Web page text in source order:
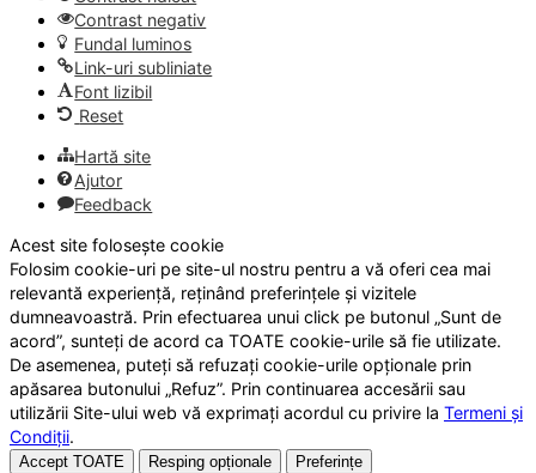
Contrast negativ
Fundal luminos
Link-uri subliniate
Font lizibil
Reset
Hartă site
Ajutor
Feedback
Acest site folosește cookie
Folosim cookie-uri pe site-ul nostru pentru a vă oferi cea mai
relevantă experiență, reținând preferințele și vizitele
dumneavoastră. Prin efectuarea unui click pe butonul „Sunt de
acord”, sunteți de acord ca TOATE cookie-urile să fie utilizate.
De asemenea, puteți să refuzați cookie-urile opționale prin
apăsarea butonului „Refuz”. Prin continuarea accesării sau
utilizării Site-ului web vă exprimați acordul cu privire la Termeni și
Condiții.
Accept TOATE Resping opționale
Preferințe